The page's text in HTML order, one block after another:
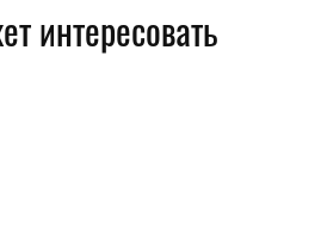
интересовать